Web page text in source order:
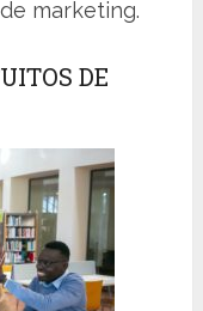
marketing.
DE